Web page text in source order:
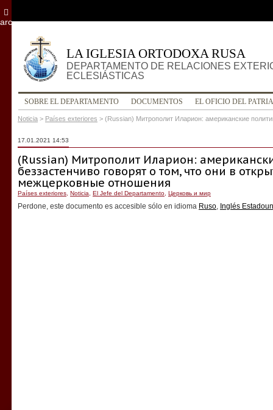
LA IGLESIA ORTODOXA RUSA
DEPARTAMENTO DE RELACIONES
ECLESIÁSTICAS
SOBRE EL DEPARTAMENTO DOCUMENTOS EL OFICIO DEL
Noticia > Países exteriores > (Russian) Митрополит Иларион: американские
17.01.2021 14:53
(Russian) Митрополит Иларион:
беззастенчиво говорят о том, что они в
межцерковные отношения
Países exteriores Noticia El Jefe del Departamento Церковь и мир
Perdone, este documento es accesible sólo en idioma Ruso, Inglés
archivo